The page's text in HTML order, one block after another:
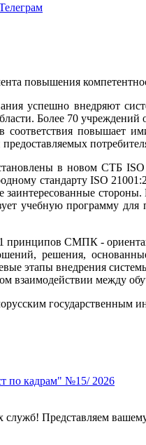
повышения
успешно внедряют
Более 70
соответствия повышает
в новом СТБ
стандарту ISO
учебную программу
принципов СМПК -
решения,
этапы внедрения
взаимодействии между
государственным
по кадрам" №15/ 2026
Представляем